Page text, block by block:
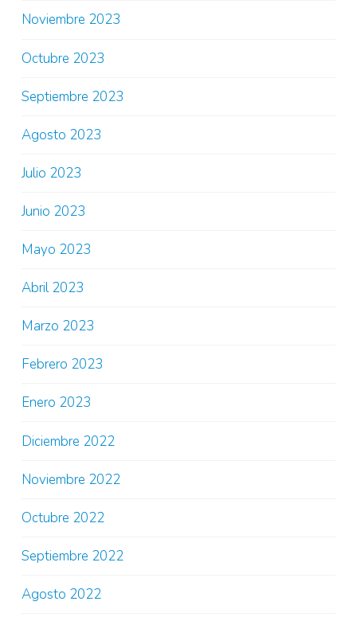
Noviembre 2023
Octubre 2023
Septiembre 2023
Agosto 2023
Julio 2023
Junio 2023
Mayo 2023
Abril 2023
Marzo 2023
Febrero 2023
Enero 2023
Diciembre 2022
Noviembre 2022
Octubre 2022
Septiembre 2022
Agosto 2022